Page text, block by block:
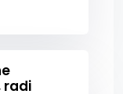
radi